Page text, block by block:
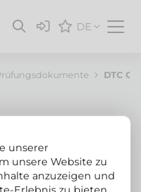
DE
DTC
unserer
unsere Website zu
anzuzeigen und